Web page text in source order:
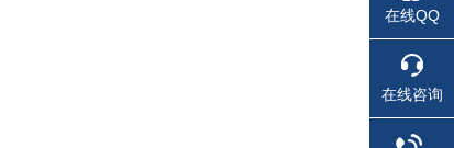
在线QQ
在线咨询